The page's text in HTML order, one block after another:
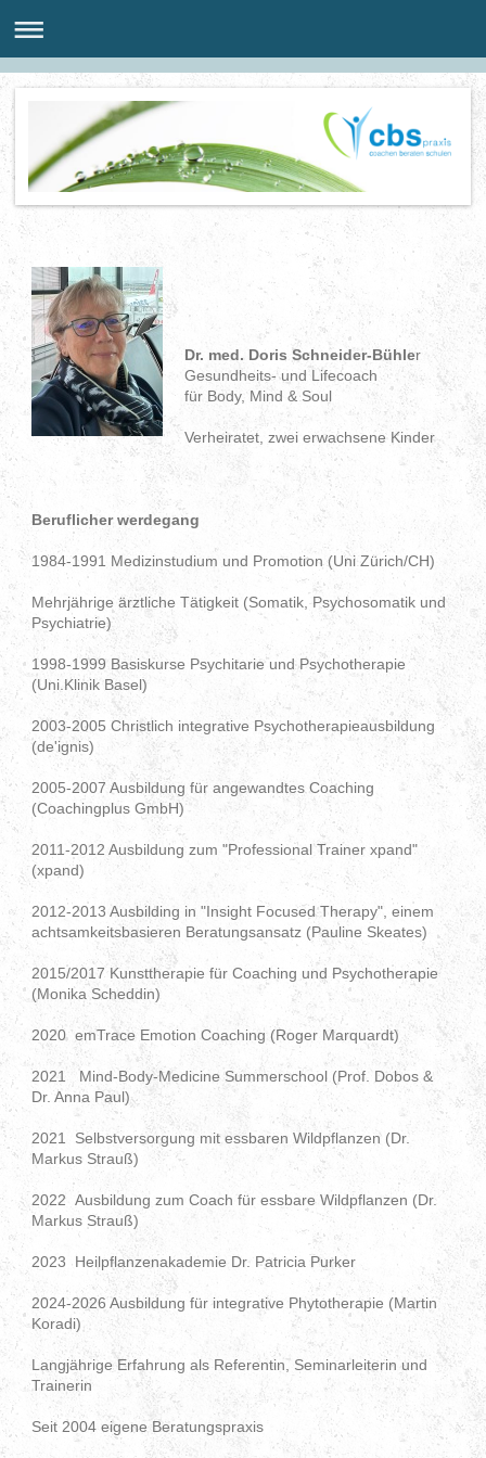
Dr. med. Doris Schneider-Bühler
Gesundheits- und Lifecoach
für Body, Mind & Soul
Verheiratet, zwei erwachsene Kinder
Beruflicher werdegang
1984-1991 Medizinstudium und Promotion (Uni Zürich/CH)
Mehrjährige ärztliche Tätigkeit (Somatik, Psychosomatik und
Psychiatrie)
1998-1999 Basiskurse Psychitarie und Psychotherapie
(Uni.Klinik Basel)
2003-2005 Christlich integrative Psychotherapieausbildung
(de'ignis)
2005-2007 Ausbildung für angewandtes Coaching
(Coachingplus GmbH)
2011-2012 Ausbildung zum "Professional Trainer xpand"
(xpand)
2012-2013 Ausbilding in "Insight Focused Therapy", einem
achtsamkeitsbasieren Beratungsansatz (Pauline Skeates)
2015/2017 Kunsttherapie für Coaching und Psychotherapie
(Monika Scheddin)
2020 emTrace Emotion Coaching (Roger Marquardt)
2021 Mind-Body-Medicine Summerschool (Prof. Dobos &
Dr. Anna Paul)
2021 Selbstversorgung mit essbaren Wildpflanzen (Dr.
Markus Strauß)
2022 Ausbildung zum Coach für essbare Wildpflanzen (Dr.
Markus Strauß)
2023 Heilpflanzenakademie Dr. Patricia Purker
2024-2026 Ausbildung für integrative Phytotherapie (Martin
Koradi)
Langjährige Erfahrung als Referentin, Seminarleiterin und
Trainerin
Seit 2004 eigene Beratungspraxis